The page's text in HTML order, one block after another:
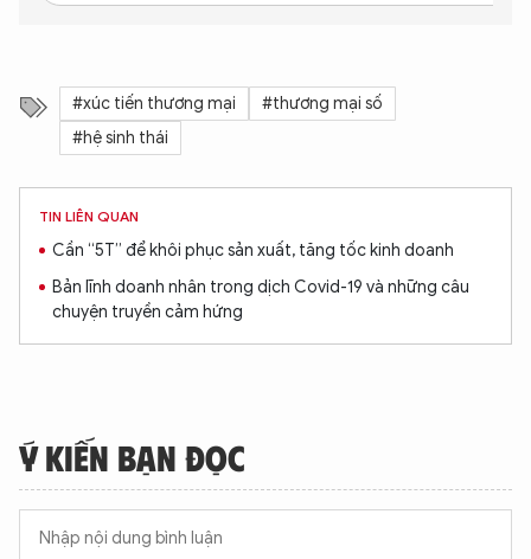
#xúc tiến thương mại
#thương mại số
#hệ sinh thái
TIN LIÊN QUAN
Cần “5T” để khôi phục sản xuất, tăng tốc kinh doanh
Bản lĩnh doanh nhân trong dịch Covid-19 và những câu
chuyện truyền cảm hứng
Ý KIẾN BẠN ĐỌC